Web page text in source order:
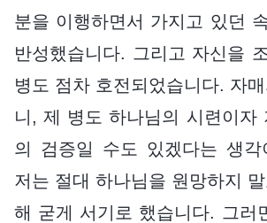
분을 이행하면서 가지고 있던
반성했습니다. 그리고 자신을
병도 점차 호전되었습니다. 자
니, 제 병도 하나님의 시련이자
의 검증일 수도 있겠다는 생각
저는 절대 하나님을 원망하지
해 굳게 서기로 했습니다. 그러